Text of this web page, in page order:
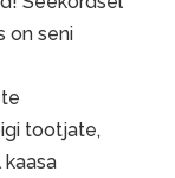
on seni
tootjate,